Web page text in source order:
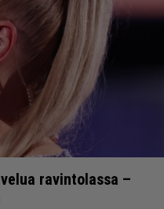
ravintolassa –